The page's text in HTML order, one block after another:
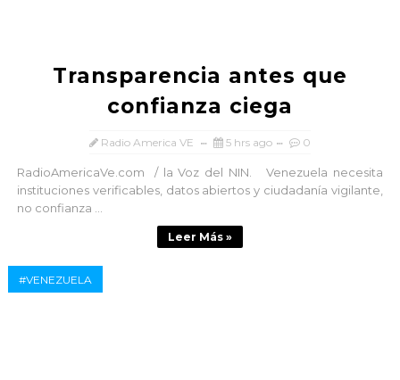
Transparencia antes que
confianza ciega
Radio America VE 5 hrs ago 0
RadioAmericaVe.com / la Voz del NIN. Venezuela necesita
instituciones verificables, datos abiertos y ciudadanía vigilante,
no confianza ...
Leer Más »
#VENEZUELA